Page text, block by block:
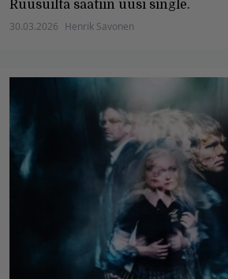
Ruusuilta saatiin uusi single.
30.03.2026 Henrik Savonen